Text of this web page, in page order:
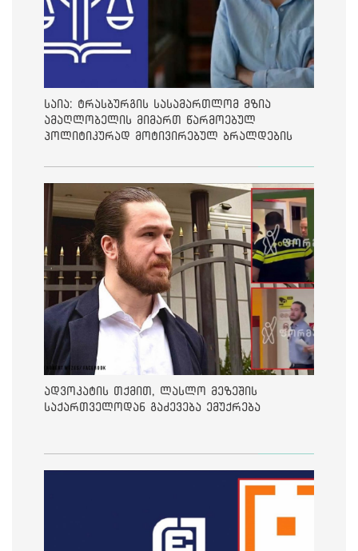
საია: ტრასბურგის სასამართლომ მზია
ამაღლობელის მიმართ წარმოებულ
პოლიტიკურად მოტივირებულ ბრალდების
ადვოკატის თქმით, ლასლო მეზეშის
საქართველოდან გაძევება ემუქრება